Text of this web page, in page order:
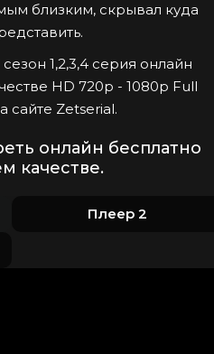
близким, скрывал куда
1,2,3,4 серия онлайн
HD 720p - 1080p Full
сайте Zetserial.
онлайн бесплатно
качестве.
Плеер 2